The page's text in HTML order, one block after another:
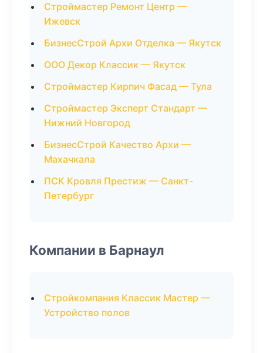
Строймастер Ремонт Центр —
Ижевск
БизнесСтрой Архи Отделка — Якутск
ООО Декор Классик — Якутск
Строймастер Кирпич Фасад — Тула
Строймастер Эксперт Стандарт —
Нижний Новгород
БизнесСтрой Качество Архи —
Махачкала
ПСК Кровля Престиж — Санкт-
Петербург
Компании в Барнаул
Стройкомпания Классик Мастер —
Устройство полов